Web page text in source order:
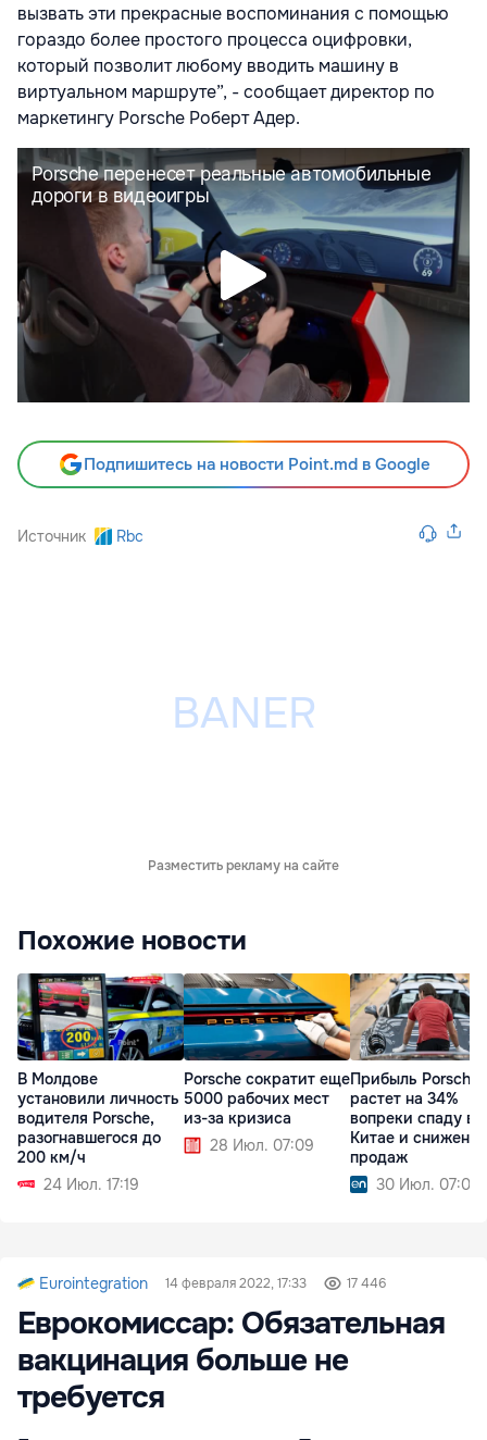
вызвать эти прекрасные воспоминания с помощью
гораздо более простого процесса оцифровки,
который позволит любому вводить машину в
виртуальном маршруте”, - сообщает директор по
маркетингу Porsche Роберт Адер.
Подпишитесь на новости Point.md в Google
Источник Rbc
Разместить рекламу на сайте
Похожие новости
В Молдове
установили личность
водителя Porsche,
разогнавшегося до
200 км/ч
24 Июл. 17:19
Porsche сократит еще
5000 рабочих мест
из-за кризиса
28 Июл. 07:09
Прибыль Porsche
растет на 34%
вопреки спаду в
Китае и
продаж
30 Июл. 07:09
Eurointegration 14 февраля 2022, 17:33 17 446
Еврокомиссар: Обязательная
вакцинация больше не
требуется